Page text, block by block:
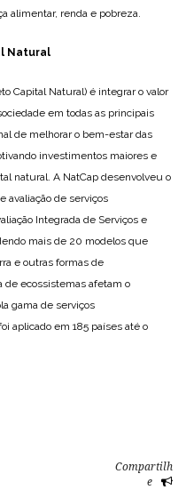
alimentar, renda e pobreza.
Natural
Capital Natural) é integrar o valor
em todas as principais
de melhorar o bem-estar das
investimentos maiores e
natural. A NatCap desenvolveu o
avaliação de serviços
Integrada de Serviços e
mais de 20 modelos que
e outras formas de
ecossistemas afetam o
gama de serviços
aplicado em 185 países até o
Compartilh
e